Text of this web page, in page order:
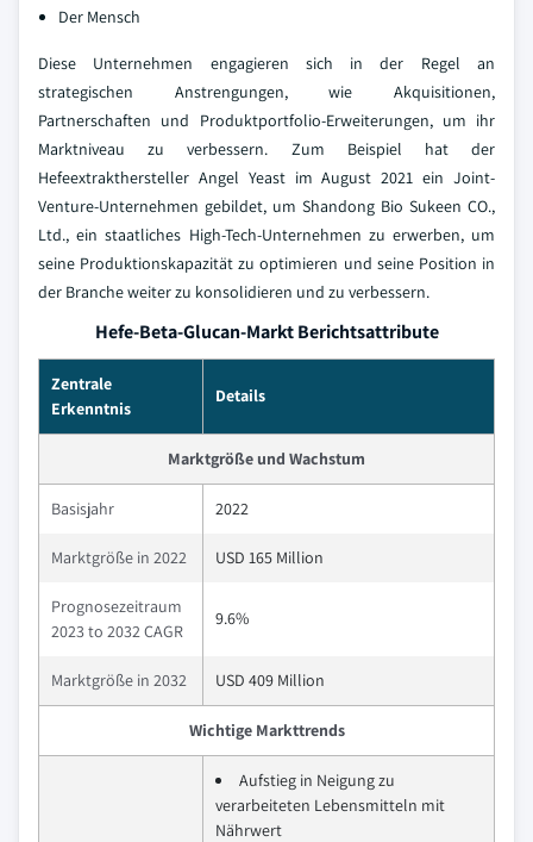
Der Mensch
Diese Unternehmen engagieren sich in der Regel an
strategischen Anstrengungen, wie Akquisitionen,
Partnerschaften und Produktportfolio-Erweiterungen, um ihr
Marktniveau zu verbessern. Zum Beispiel hat der
Hefeextrakthersteller Angel Yeast im August 2021 ein Joint-
Venture-Unternehmen gebildet, um Shandong Bio Sukeen CO.,
Ltd., ein staatliches High-Tech-Unternehmen zu erwerben, um
seine Produktionskapazität zu optimieren und seine Position in
der Branche weiter zu konsolidieren und zu verbessern.
Hefe-Beta-Glucan-Markt Berichtsattribute
Zentrale
Erkenntnis
Details
Marktgröße und Wachstum
Basisjahr 2022
Marktgröße in 2022 USD 165 Million
Prognosezeitraum
2023 to 2032 CAGR
9.6%
Marktgröße in 2032 USD 409 Million
Wichtige Markttrends
Aufstieg in Neigung zu
verarbeiteten Lebensmitteln mit
Nährwert